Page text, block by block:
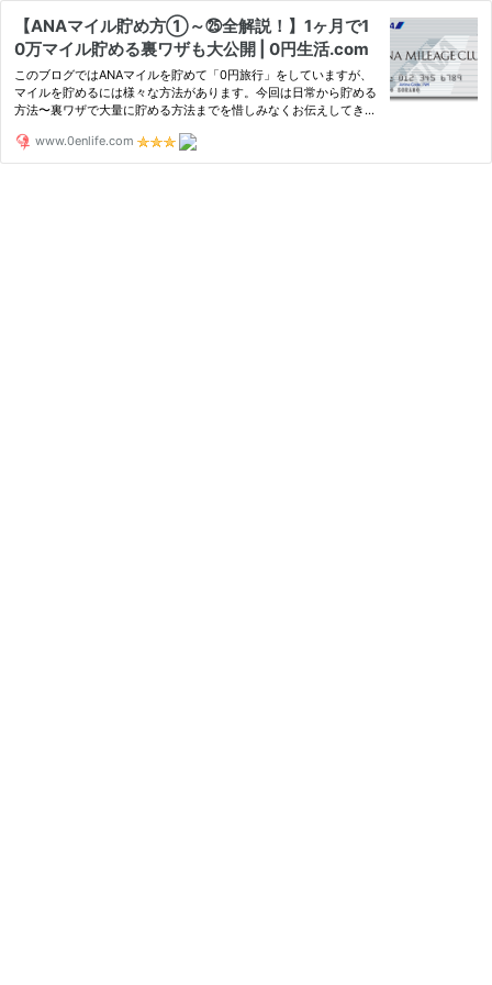
【ANAマイル貯め方①～㉕全解説！】1ヶ月で1
0万マイル貯める裏ワザも大公開 | 0円生活.com
このブログではANAマイルを貯めて「0円旅行」をしていますが、
マイルを貯めるには様々な方法があります。今回は日常から貯める
方法〜裏ワザで大量に貯める方法までを惜しみなくお伝えしてきま
www.0enlife.com